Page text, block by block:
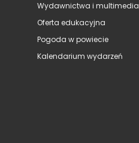
Wydawnictwa i multimedia
Oferta edukacyjna
Pogoda w powiecie
Kalendarium wydarzeń